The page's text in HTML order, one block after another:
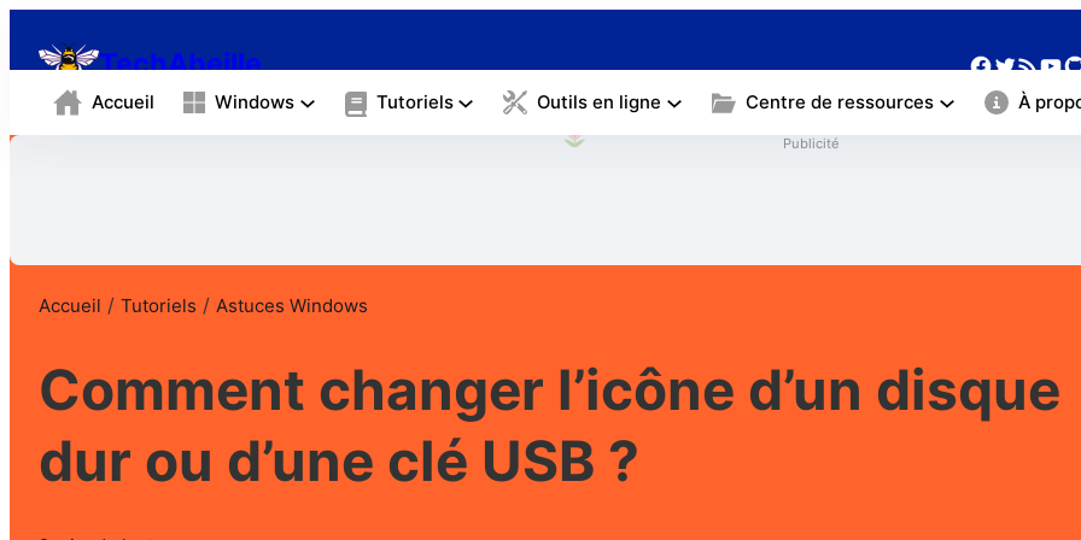
TechAbeille Flux RSS
Accueil Windows Tutoriels Outils en ligne Centre de ressources À
Publicité
Accueil / Tutoriels / Astuces Windows
Comment changer l’icône d’un disque
dur ou d’une clé USB ?
❀